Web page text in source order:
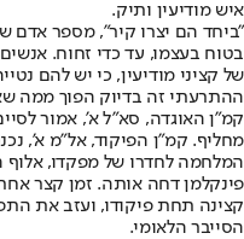
איש מודיעין ותיק.
"ביחד הם יצרו קיר", מספר אדם
בטוח בעצמו, עד כדי זחוח.
של קציני מודיעין, כי יש להם
ההתרעתי זה בדיוק הפוך ממה
קמ"ן האוגדה, סא"ל א', אמור
מחליף. קמ"ן הפיקוד, אל"מ א',
המלחמה לחדרו של מפקדו, אלוף
פינקלמן דחה אותה. זמן קצר
קצינה תחת פיקודו, ועזב את
הסייבר הלאומי.